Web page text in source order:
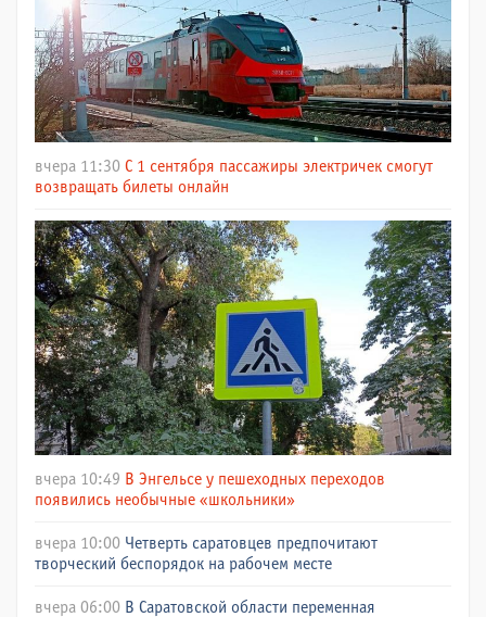
вчера 11:30 С 1 сентября пассажиры электричек смогут
возвращать билеты онлайн
вчера 10:49 В Энгельсе у пешеходных переходов
появились необычные «школьники»
вчера 10:00 Четверть саратовцев предпочитают
творческий беспорядок на рабочем месте
вчера 06:00 В Саратовской области переменная